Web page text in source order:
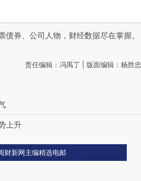
债券、公司人物，财经数据尽在掌握。
责任编辑：冯禹丁 | 版面编辑：杨胜忠
上升
财新网主编精选电邮